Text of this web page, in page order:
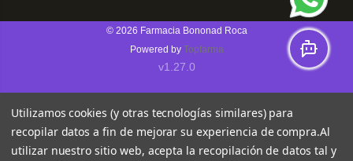
© 2026 Farmacia Bononad Roca
Powered by Topfarma
v1.27.0
Utilizamos cookies (y otras tecnologías similares) para
recopilar datos a fin de mejorar su experiencia de compra.Al
utilizar nuestro sitio web, acepta la recopilación de datos tal y